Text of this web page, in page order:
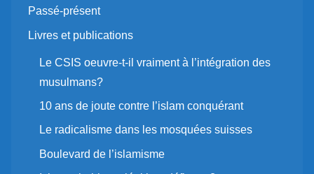
Passé-présent
Livres et publications
Le CSIS oeuvre-t-il vraiment à l’intégration des
musulmans?
10 ans de joute contre l’islam conquérant
Le radicalisme dans les mosquées suisses
Boulevard de l’islamisme